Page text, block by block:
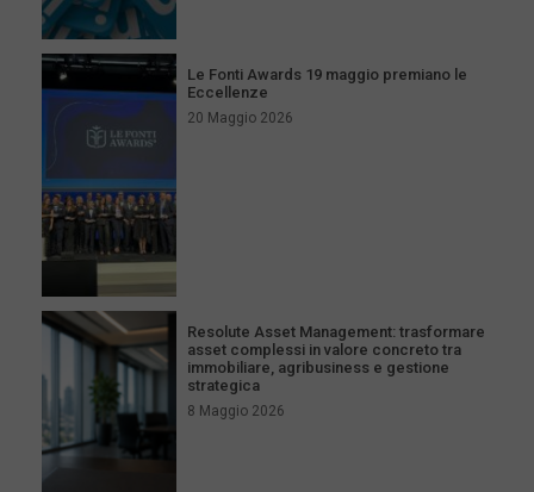
Le Fonti Awards 19 maggio premiano le
Eccellenze
20 Maggio 2026
Resolute Asset Management: trasformare
asset complessi in valore concreto tra
immobiliare, agribusiness e gestione
strategica
8 Maggio 2026